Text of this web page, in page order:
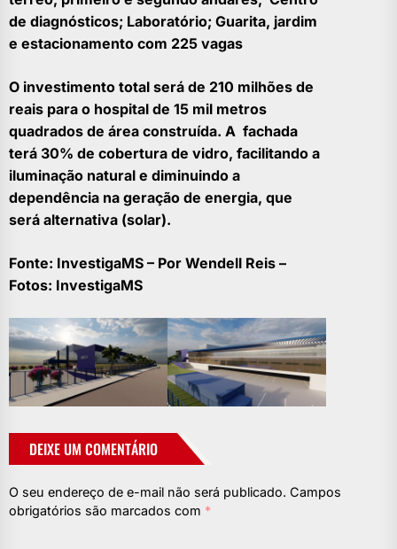
de diagnósticos; Laboratório; Guarita, jardim
e estacionamento com 225 vagas
O investimento total será de 210 milhões de
reais para o hospital de 15 mil metros
quadrados de área construída. A fachada
terá 30% de cobertura de vidro, facilitando a
iluminação natural e diminuindo a
dependência na geração de energia, que
será alternativa (solar).
Fonte: InvestigaMS – Por Wendell Reis –
Fotos: InvestigaMS
DEIXE UM COMENTÁRIO
O seu endereço de e-mail não será publicado. Campos
obrigatórios são marcados com *